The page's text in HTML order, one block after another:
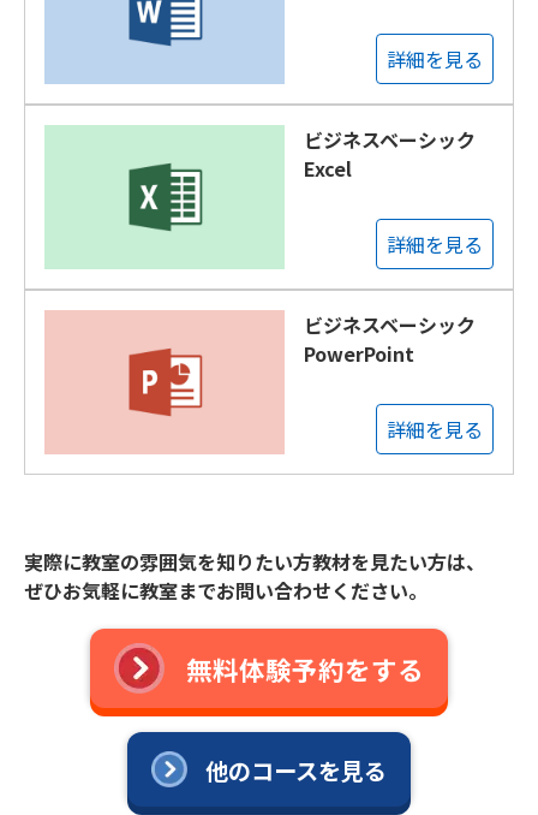
詳細を見る
ビジネスベーシック
Excel
詳細を見る
ビジネスベーシック
PowerPoint
詳細を見る
実際に教室の雰囲気を知りたい方教材を見たい方は、
ぜひお気軽に教室までお問い合わせください。
無料体験予約をする
他のコースを見る